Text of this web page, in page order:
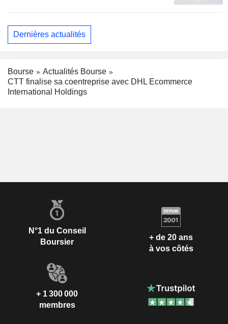
Dernières actualités
Bourse
Actualités Bourse
CTT finalise sa coentreprise avec DHL Ecommerce
International Holdings
N°1 du Conseil
Boursier
+ de 20 ans
à vos côtés
+ 1 300 000
membres